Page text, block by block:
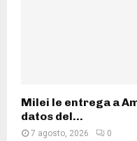
Milei le entrega a
datos del...
7 agosto, 2026 0